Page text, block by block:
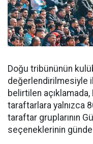
Doğu tribününün
değerlendirilmesiyle
belirtilen açıklamada,
taraftarlara yalnızca
taraftar gruplarının
seçeneklerinin